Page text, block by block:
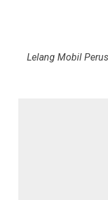
Lelang Mobil